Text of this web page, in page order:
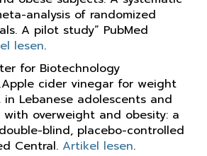
analysis of randomized
A pilot study“ PubMed
lesen.
for Biotechnology
cider vinegar for weight
in Lebanese adolescents and
overweight and obesity: a
blind, placebo-controlled
Central. Artikel lesen.